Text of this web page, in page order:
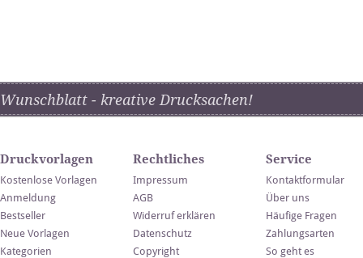
Wunschblatt - kreative Drucksachen!
Druckvorlagen
Kostenlose Vorlagen
Anmeldung
Bestseller
Neue Vorlagen
Kategorien
Rechtliches
Impressum
AGB
Widerruf erklären
Datenschutz
Copyright
Service
Kontaktformular
Über uns
Häufige Fragen
Zahlungsarten
So geht es